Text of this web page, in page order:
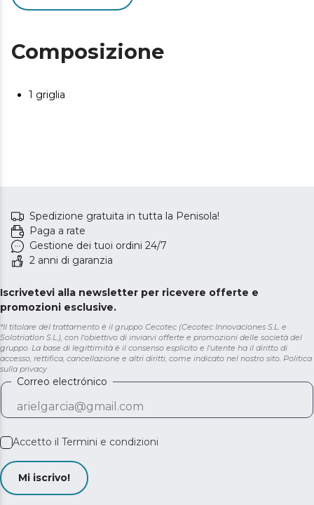
Composizione
1 griglia
Spedizione gratuita in tutta la Penisola!
Paga a rate
Gestione dei tuoi ordini 24/7
2 anni di garanzia
Iscrivetevi alla newsletter per ricevere offerte e
promozioni esclusive.
*Il titolare del trattamento è il gruppo Cecotec (Cecotec Innovaciones S.L. e
Solotriatlon S.L.), con l'obiettivo di inviarvi offerte e promozioni delle società del
gruppo. La base di legittimità è il consenso esplicito e l'utente ha il diritto di
accesso, rettifica, cancellazione e altri diritti, come indicato nel nostro sito. Politica
sulla privacy
Correo electrónico
Accetto il Termini e condizioni
Mi iscrivo!